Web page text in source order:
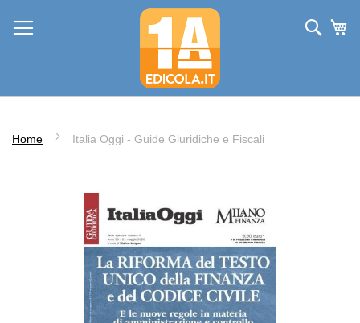
al
Home Italia Oggi - Guide Giuridiche e Fiscali